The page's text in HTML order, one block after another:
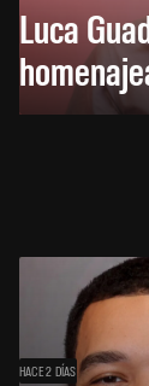
Luca
HACE 2 DÍAS